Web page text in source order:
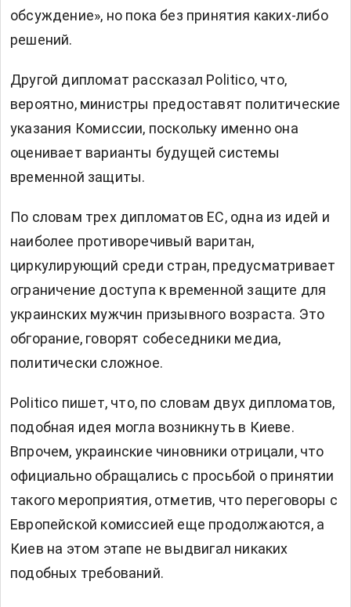
обсуждение», но пока без принятия каких-либо
решений.
Другой дипломат рассказал Politico, что,
вероятно, министры предоставят политические
указания Комиссии, поскольку именно она
оценивает варианты будущей системы
временной защиты.
По словам трех дипломатов ЕС, одна из идей и
наиболее противоречивый варитан,
циркулирующий среди стран, предусматривает
ограничение доступа к временной защите для
украинских мужчин призывного возраста. Это
обгорание, говорят собеседники медиа,
политически сложное.
Politico пишет, что, по словам двух дипломатов,
подобная идея могла возникнуть в Киеве.
Впрочем, украинские чиновники отрицали, что
официально обращались с просьбой о принятии
такого мероприятия, отметив, что переговоры с
Европейской комиссией еще продолжаются, а
Киев на этом этапе не выдвигал никаких
подобных требований.